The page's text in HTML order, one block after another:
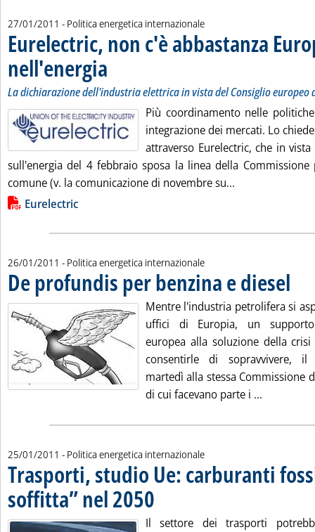
27/01/2011 - Politica energetica internazionale
Eurelectric, non c'è abbastanza
nell'energia . Sottotitolo: La dichiarazione dell'industria elettrica in vista
La dichiarazione dell'industria elettrica in vista del Consiglio europeo
Più coordinamento nelle
integrazione dei mercati. Lo
attraverso Eurelectric, che in
sull'energia del 4 febbraio sposa la linea della
comune (v. la comunicazione di novembre su...
Lista allegati PDF alla notizia
Eurelectric
26/01/2011 - Politica energetica internazionale
De profundis per benzina e diesel
Mentre l'industria petrolifera si
uffici di Europia, un
europea alla soluzione della
consentirle di sopravvivere, il
martedì alla stessa Commissione
di cui facevano parte i ...
25/01/2011 - Politica energetica internazionale
Trasporti, studio Ue: carburanti
soffitta” nel 2050
Il settore dei trasporti